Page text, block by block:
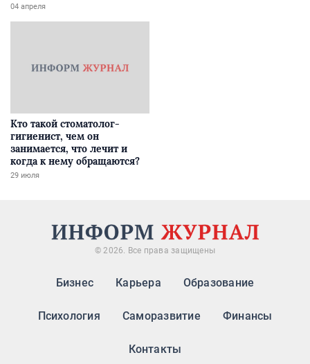
04 апреля
Кто такой стоматолог-
гигиенист, чем он
занимается, что лечит и
когда к нему обращаются?
29 июля
© 2026. Все права защищены
Бизнес Карьера Образование
Психология Саморазвитие Финансы
Контакты